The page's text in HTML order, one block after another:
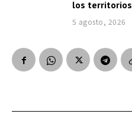
los territorios
5 agosto, 2026